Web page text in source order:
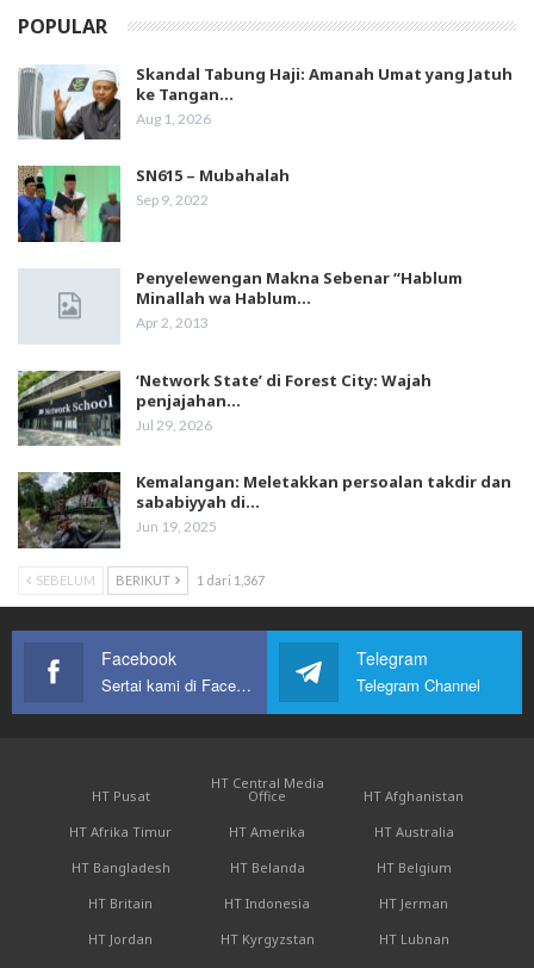
POPULAR
Skandal Tabung Haji: Amanah Umat yang Jatuh
ke Tangan…
Aug 1, 2026
SN615 – Mubahalah
Sep 9, 2022
Penyelewengan Makna Sebenar “Hablum
Minallah wa Hablum…
Apr 2, 2013
‘Network State’ di Forest City: Wajah
penjajahan…
Jul 29, 2026
Kemalangan: Meletakkan persoalan takdir dan
sababiyyah di…
Jun 19, 2025
SEBELUM BERIKUT 1 dari 1,367
Facebook
Sertai kami di Facebook
Telegram
Telegram Channel
HT Pusat
HT Central Media
Office
HT Afghanistan
HT Afrika Timur
HT Amerika
HT Australia
HT Bangladesh
HT Belanda
HT Belgium
HT Britain
HT Indonesia
HT Jerman
HT Jordan
HT Kyrgyzstan
HT Lubnan